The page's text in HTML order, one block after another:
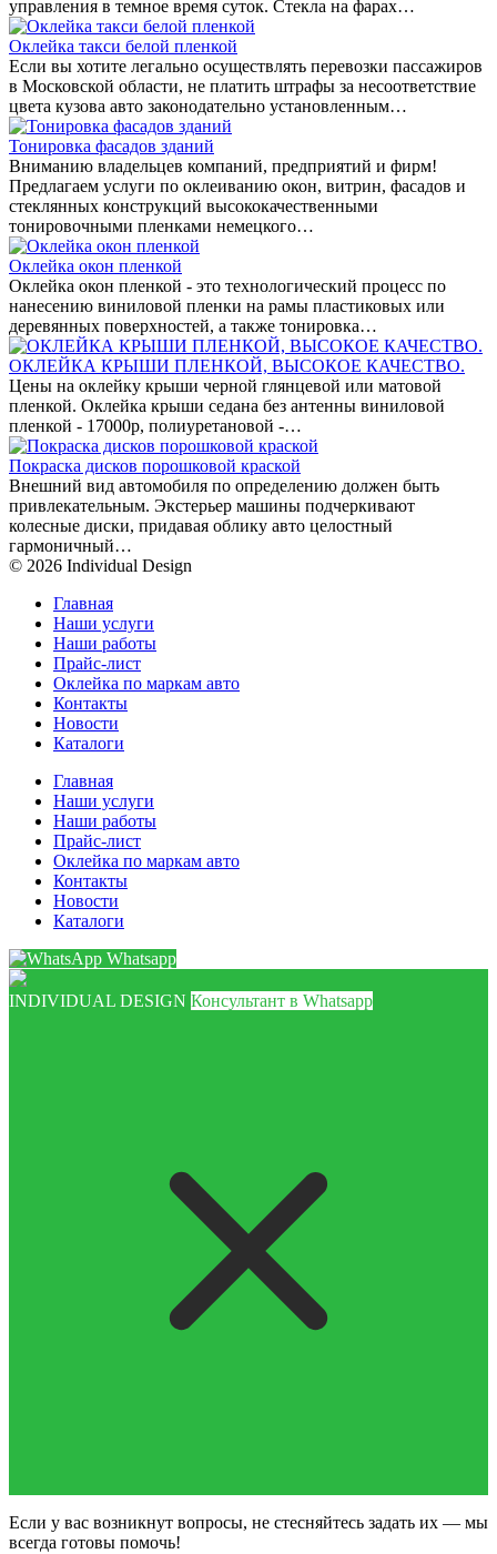
управления в темное время суток. Стекла на фарах…
Оклейка такси белой пленкой
Если вы хотите легально осуществлять перевозки пассажиров
в Московской области, не платить штрафы за несоответствие
цвета кузова авто законодательно установленным…
Тонировка фасадов зданий
Вниманию владельцев компаний, предприятий и фирм!
Предлагаем услуги по оклеиванию окон, витрин, фасадов и
стеклянных конструкций высококачественными
тонировочными пленками немецкого…
Оклейка окон пленкой
Оклейка окон пленкой - это технологический процесс по
нанесению виниловой пленки на рамы пластиковых или
деревянных поверхностей, а также тонировка…
ОКЛЕЙКА КРЫШИ ПЛЕНКОЙ, ВЫСОКОЕ КАЧЕСТВО.
Цены на оклейку крыши черной глянцевой или матовой
пленкой. Оклейка крыши седана без антенны виниловой
пленкой - 17000р, полиуретановой -…
Покраска дисков порошковой краской
Внешний вид автомобиля по определению должен быть
привлекательным. Экстерьер машины подчеркивают
колесные диски, придавая облику авто целостный
гармоничный…
© 2026 Individual Design
Главная
Наши услуги
Наши работы
Прайс-лист
Оклейка по маркам авто
Контакты
Новости
Каталоги
Главная
Наши услуги
Наши работы
Прайс-лист
Оклейка по маркам авто
Контакты
Новости
Каталоги
Whatsapp
INDIVIDUAL DESIGN Консультант в Whatsapp
Если у вас возникнут вопросы, не стесняйтесь задать их — мы
всегда готовы помочь!